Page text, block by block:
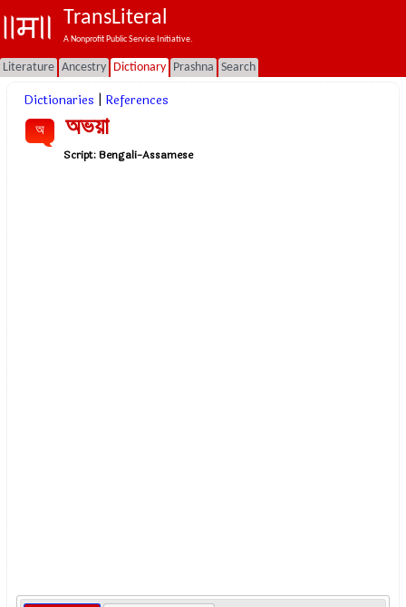
TransLiteral
A Nonprofit Public Service Initiative.
Literature Ancestry Dictionary Prashna Search
Dictionaries References
অ অভয়া
Script:Bengali-Assamese